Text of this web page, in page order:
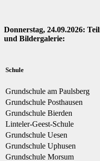
Donnerstag, 24.09.2026:
und Bildergalerie:
Schule
Grundschule am Paulsberg
Grundschule Posthausen
Grundschule Bierden
Linteler-Geest-Schule
Grundschule Uesen
Grundschule Uphusen
Grundschule Morsum